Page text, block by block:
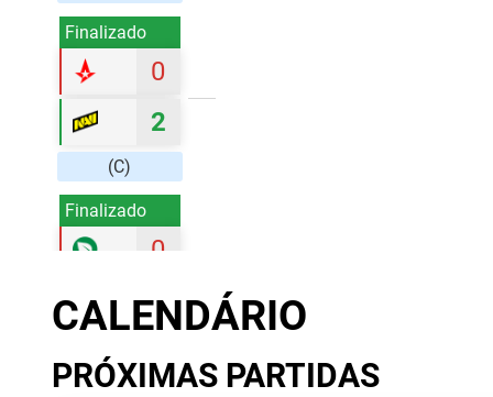
Finalizado
0
2
(C)
Finalizado
0
2
CALENDÁRIO
PRÓXIMAS PARTIDAS